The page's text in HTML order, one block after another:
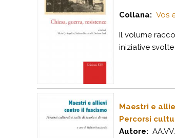
Collana: Vos
Il volume
iniziative
Maestri e
Percorsi
Autore: AA.VV.